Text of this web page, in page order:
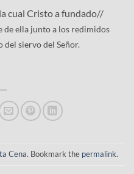
cual Cristo a fundado//
de ella junto a los redimidos
siervo del Señor.
Cena. Bookmark the permalink.